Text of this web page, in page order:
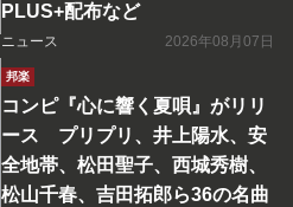
PLUS+配布など
ニュース 2026年08月07日
邦楽
コンピ『心に響く夏唄』がリリ
ース プリプリ、井上陽水、安
全地帯、松田聖子、西城秀樹、
松山千春、吉田拓郎ら36の名曲